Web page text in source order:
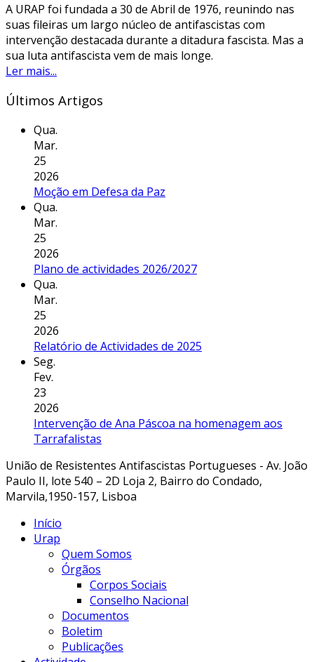
A URAP foi fundada a 30 de Abril de 1976, reunindo nas
suas fileiras um largo núcleo de antifascistas com
intervenção destacada durante a ditadura fascista. Mas a
sua luta antifascista vem de mais longe.
Ler mais...
Últimos Artigos
Qua.
Mar.
25
2026
Moção em Defesa da Paz
Qua.
Mar.
25
2026
Plano de actividades 2026/2027
Qua.
Mar.
25
2026
Relatório de Actividades de 2025
Seg.
Fev.
23
2026
Intervenção de Ana Páscoa na homenagem aos
Tarrafalistas
União de Resistentes Antifascistas Portugueses - Av. João
Paulo II, lote 540 – 2D Loja 2, Bairro do Condado,
Marvila,1950-157, Lisboa
Início
Urap
Quem Somos
Órgãos
Corpos Sociais
Conselho Nacional
Documentos
Boletim
Publicações